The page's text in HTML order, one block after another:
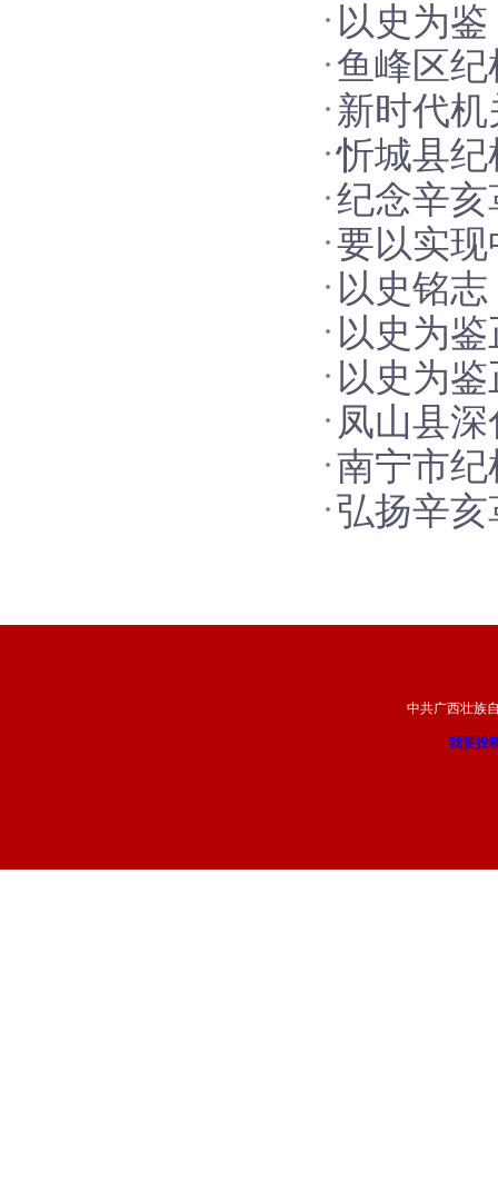
关组织
以史为
习习近平
话
鱼峰区
革命110
新时代
——读《
忻城县
革命110
纪念辛亥
自治县
要以实
平总书
以史铭
近平总
以史为
察干部
会上重
以史为
察干部
会上重
凤山县
南宁市
辛亥革
弘扬辛
中共广西壮族
我要投